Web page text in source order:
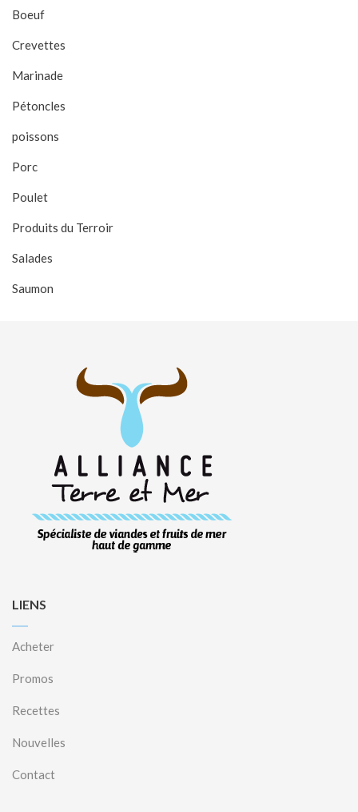
Boeuf
Crevettes
Marinade
Pétoncles
poissons
Porc
Poulet
Produits du Terroir
Salades
Saumon
LIENS
Acheter
Promos
Recettes
Nouvelles
Contact